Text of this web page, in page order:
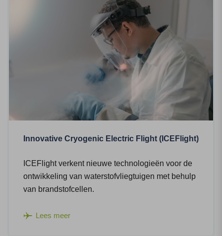
Innovative Cryogenic Electric Flight (ICEFlight)
ICEFlight verkent nieuwe technologieën voor de
ontwikkeling van waterstofvliegtuigen met behulp
van brandstofcellen.
Lees meer